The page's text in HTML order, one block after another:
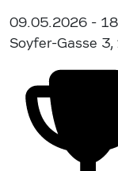
09.05.2026 -
Soyfer-Gasse